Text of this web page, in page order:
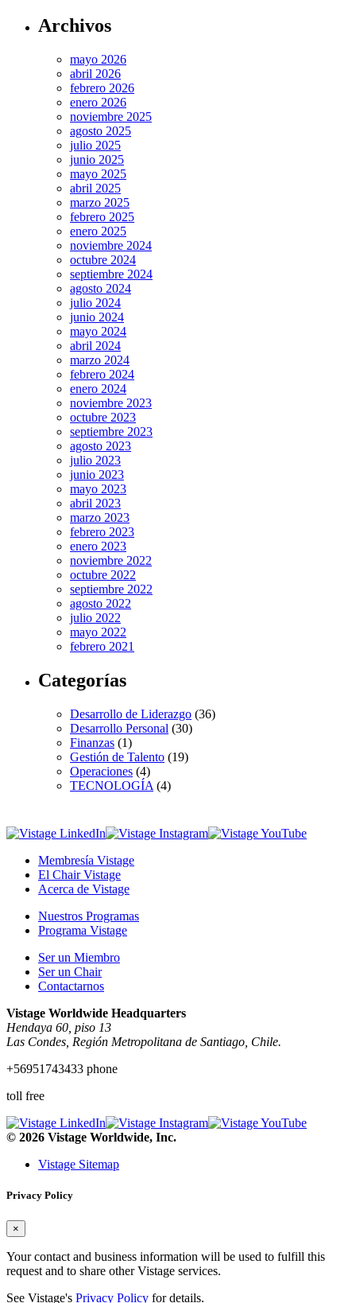
Archivos
mayo 2026
abril 2026
febrero 2026
enero 2026
noviembre 2025
agosto 2025
julio 2025
junio 2025
mayo 2025
abril 2025
marzo 2025
febrero 2025
enero 2025
noviembre 2024
octubre 2024
septiembre 2024
agosto 2024
julio 2024
junio 2024
mayo 2024
abril 2024
marzo 2024
febrero 2024
enero 2024
noviembre 2023
octubre 2023
septiembre 2023
agosto 2023
julio 2023
junio 2023
mayo 2023
abril 2023
marzo 2023
febrero 2023
enero 2023
noviembre 2022
octubre 2022
septiembre 2022
agosto 2022
julio 2022
mayo 2022
febrero 2021
Categorías
Desarrollo de Liderazgo (36)
Desarrollo Personal (30)
Finanzas (1)
Gestión de Talento (19)
Operaciones (4)
TECNOLOGÍA (4)
Membresía Vistage
El Chair Vistage
Acerca de Vistage
Nuestros Programas
Programa Vistage
Ser un Miembro
Ser un Chair
Contactarnos
Vistage Worldwide Headquarters
Hendaya 60, piso 13
Las Condes, Región Metropolitana de Santiago, Chile.
+56951743433 phone
toll free
© 2026 Vistage Worldwide, Inc.
Vistage Sitemap
Privacy Policy
×
Your contact and business information will be used to fulfill this
request and to share other Vistage services.
See Vistage's Privacy Policy for details.